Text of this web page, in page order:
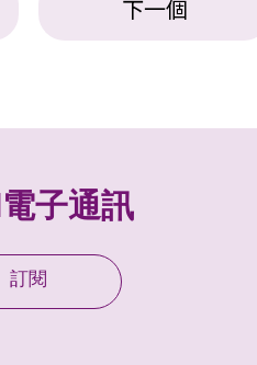
下一個
電子通訊
訂閱